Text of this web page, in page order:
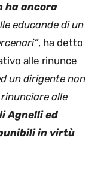
ha ancora
educande di un
, ha detto
alle rinunce
un dirigente non
alle
Agnelli ed
in virtù